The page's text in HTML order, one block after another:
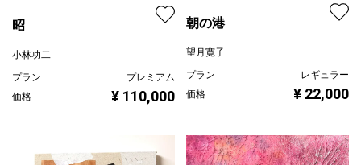
昭
小林功二
プラン
プレミアム
価格
¥ 110,000
朝の港
望月寛子
プラン
レギュラー
価格
¥ 22,000